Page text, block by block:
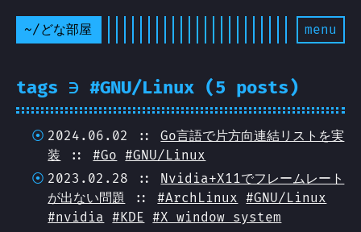
~/どな部屋 menu
tags ∋ #GNU/Linux (5 posts)
2024.06.02 ::Go言語で片方向連結リストを実
装 ::#Go #GNU/Linux
2023.02.28 :: Nvidia+X11でフレームレート
が出ない問題 ::#ArchLinux #GNU/Linux
#nvidia #KDE #X window system